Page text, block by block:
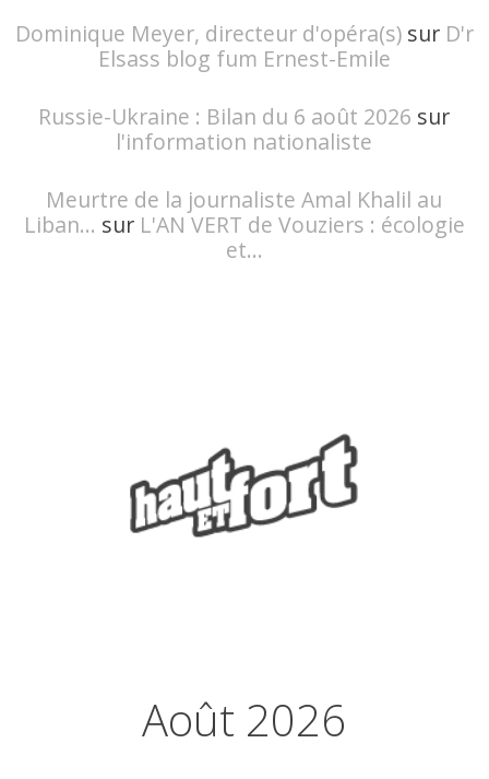
Dominique Meyer, directeur d'opéra(s)sur D'r
Elsass blog fum Ernest-Emile
Russie-Ukraine : Bilan du 6 août 2026 sur
l'information nationaliste
Meurtre de la journaliste Amal Khalil au
Liban... sur L'AN VERT de Vouziers : écologie
et...
Août 2026